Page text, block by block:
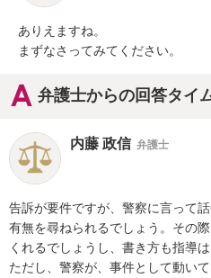
ありえますね。
まずなさってみてください。
弁護士からの回答タイ
内藤 政信 弁護士
告訴が要件ですが、警察に言って
有無を尋ねられるでしょう。その
くれるでしょうし、書き方も指導
ただし、警察が、事件として動い